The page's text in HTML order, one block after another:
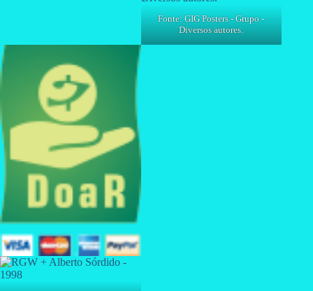
Fonte: GIG Posters - Grupo -
Diversos autores.